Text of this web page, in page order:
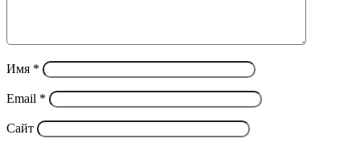
Имя *
Email *
Сайт